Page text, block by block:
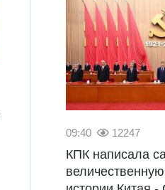
09:40 12247
КПК написала